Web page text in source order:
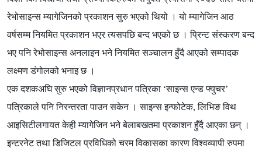
रेभोसाइन्स म्यागेजिनको प्रकाशन सुरु भएको थियो । यो म्यागेजिन आठ
वर्षसम्म नियमित प्रकाशन भएर त्यसपछि बन्द भएको छ । प्रिन्ट संस्करण बन्द
भए पनि रेभोसाइन्स अनलाइन भने नियमित सञ्चालन हुँदै आएको सम्पादक
लक्ष्मण डंगोलको भनाइ छ ।
एक दशकअघि सुरु भएको विज्ञानप्रधान पत्रिका ‘साइन्स एन्ड फ्युचर’
पत्रिकाले पनि निरन्तरता पाउन सकेन । साइन्स इन्फोटेक, लिभिङ विथ
आइसिटीलगायत केही म्यागेजिन भने बेलाबखतमा प्रकाशन हुँदै आएका छन् ।
इन्टरनेट तथा डिजिटल प्रविधिको चरम विकासका कारण विश्वव्यापी रुपमा